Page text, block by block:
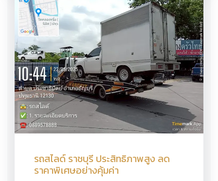
รถสไลด์ ราชบุรี ประสิทธิภาพสูง ลด
ราคาพิเศษอย่างคุ้มค่า